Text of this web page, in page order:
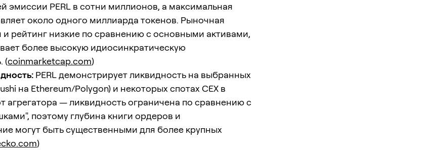
эмиссии PERL в сотни миллионов, а максимальная
около одного миллиарда токенов. Рыночная
и рейтинг низкие по сравнению с основными активами,
более высокую идиосинкратическую
(coinmarketcap.com)
PERL демонстрирует ликвидность на выбранных
на Ethereum/Polygon) и некоторых спотах CEX в
агрегатора — ликвидность ограничена по сравнению с
поэтому глубина книги ордеров и
могут быть существенными для более крупных
)